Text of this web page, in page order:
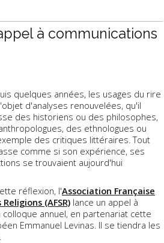
à communications
quelques années, les usages du rire
d'analyses renouvelées, qu'il
des historiens ou des philosophes,
des ethnologues ou
des critiques littéraires. Tout
comme si son expérience, ses
se trouvaient aujourd'hui
réflexion, l'Association Française
(AFSR) lance un appel à
annuel, en partenariat cette
Emmanuel Levinas. Il se tiendra les